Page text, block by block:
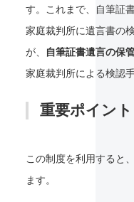
す。これまで、自筆証
家庭裁判所に遺言書の
が、
自筆証書遺言の保
家庭裁判所による検認
重要ポイント
この制度を利用すると
ます。